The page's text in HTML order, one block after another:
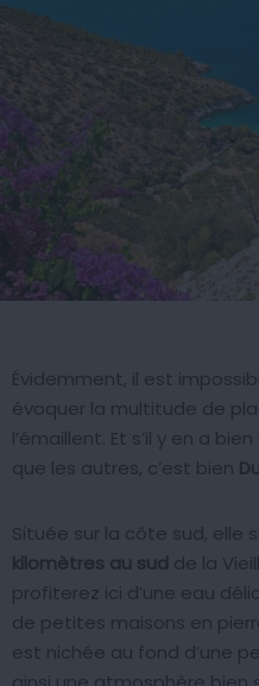
Évidemment, il est
évoquer la multitude de
l’émaillent. Et s’il y en a
que les autres, c’est bien
Située sur la côte sud, elle
kilomètres au sud de la
profiterez ici d’une eau
de petites maisons en
est nichée au fond d’une